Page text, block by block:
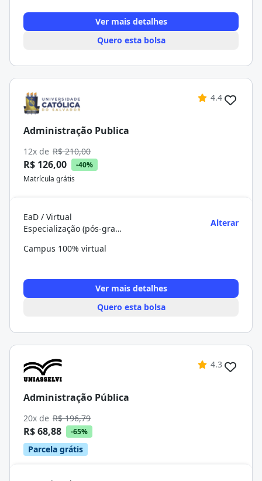
Ver mais detalhes
Quero esta bolsa
4.4
Administração Publica
12x de R$ 210,00
R$ 126,00
-40%
Matrícula grátis
EaD / Virtual
Especialização (pós-graduação)
Alterar
Campus 100% virtual
Ver mais detalhes
Quero esta bolsa
4.3
Administração Pública
20x de R$ 196,79
R$ 68,88 -65%
Parcela grátis